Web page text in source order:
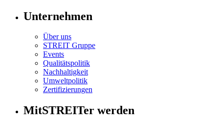
Unternehmen
Über uns
STREIT Gruppe
Events
Qualitätspolitik
Nachhaltigkeit
Umweltpolitik
Zertifizierungen
MitSTREITer werden